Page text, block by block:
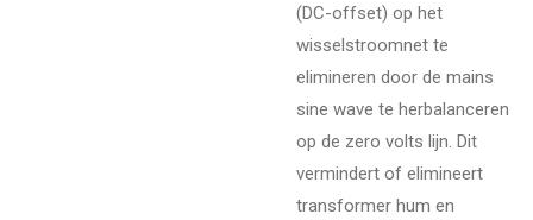
(DC-offset) op het
wisselstroomnet te
elimineren door de mains
sine wave te herbalanceren
op de zero volts lijn. Dit
vermindert of elimineert
transformer hum en